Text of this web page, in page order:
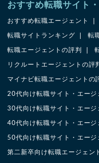
おすすめ転職サイト
おすすめ転職エージェント
転職サイトランキング 転
転職エージェントの評判
リクルートエージェントの評
マイナビ転職エージェントの
20代向け転職サイト・エージ
30代向け転職サイト・エージ
40代向け転職サイト・エージ
50代向け転職サイト・エージ
第二新卒向け転職エージェン